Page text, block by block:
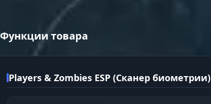
Функции товара
Players & Zombies ESP (Сканер биометрии)